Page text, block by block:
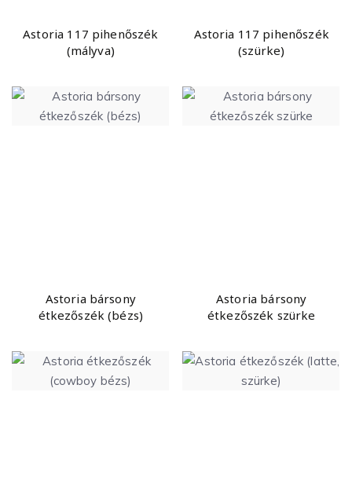
Astoria 117 pihenőszék
(mályva)
Astoria 117 pihenőszék
(szürke)
Astoria bársony
étkezőszék (bézs)
Astoria bársony
étkezőszék szürke